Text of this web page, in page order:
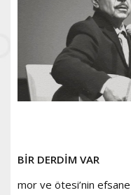
BİR DERDİM VAR
mor ve ötesi’nin efsane